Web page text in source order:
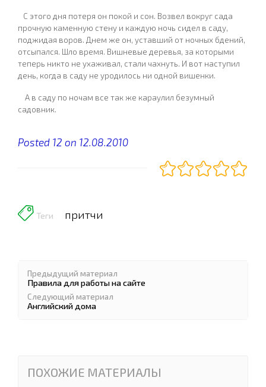
С этого дня потеря он покой и сон. Возвел вокруг сада
прочную каменную стену и каждую ночь сидел в саду,
поджидая воров. Днем же он, уставший от ночных бдений,
отсыпался. Шло время. Вишневые деревья, за которыми
теперь никто не ухаживал, стали чахнуть. И вот наступил
день, когда в саду не уродилось ни одной вишенки.
А в саду по ночам все так же караулил безумный
садовник.
Posted 12 on 12.08.2010
Теги притчи
Предыдущий материал
Правила для работы на сайте
Следующий материал
Английский дома
ПОХОЖИЕ МАТЕРИАЛЫ